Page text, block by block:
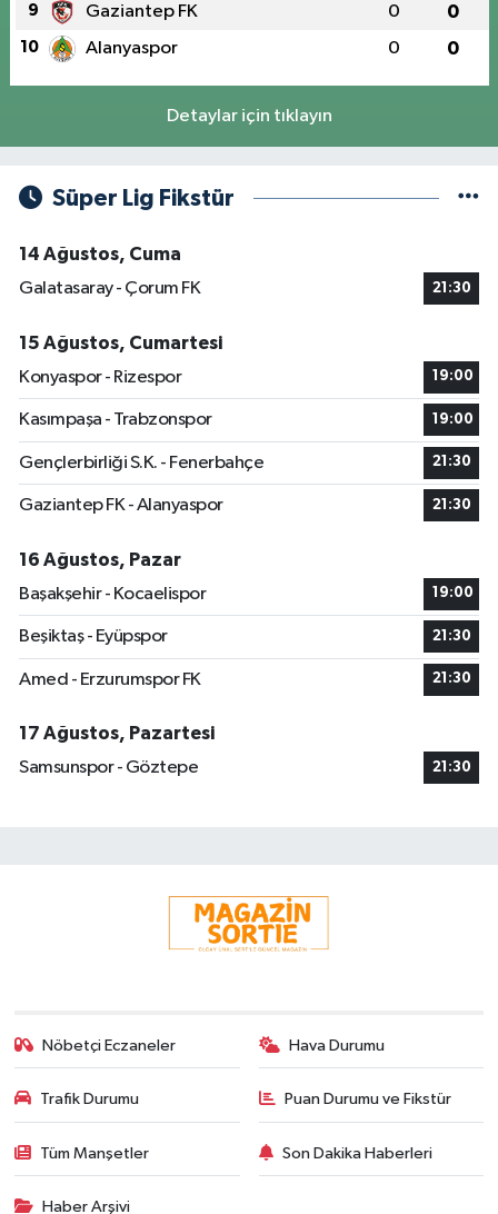
9 Gaziantep FK 0 0
10 Alanyaspor 0 0
Detaylar için tıklayın
Süper Lig Fikstür
14 Ağustos, Cuma
Galatasaray - Çorum FK
21:30
15 Ağustos, Cumartesi
Konyaspor - Rizespor
19:00
Kasımpaşa - Trabzonspor 19:00
Gençlerbirliği S.K. - Fenerbahçe 21:30
Gaziantep FK - Alanyaspor 21:30
16 Ağustos, Pazar
Başakşehir - Kocaelispor
19:00
Beşiktaş - Eyüpspor 21:30
Amed - Erzurumspor FK 21:30
17 Ağustos, Pazartesi
Samsunspor - Göztepe
21:30
Nöbetçi Eczaneler Hava Durumu
Trafik Durumu Puan Durumu ve Fikstür
Tüm Manşetler Son Dakika Haberleri
Haber Arşivi